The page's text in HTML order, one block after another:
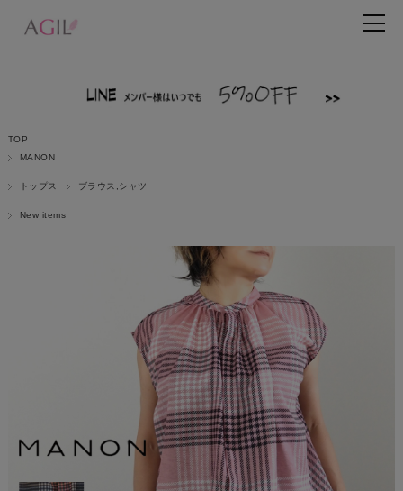
TOP
MANON
トップス ブラウス,シャツ
New items